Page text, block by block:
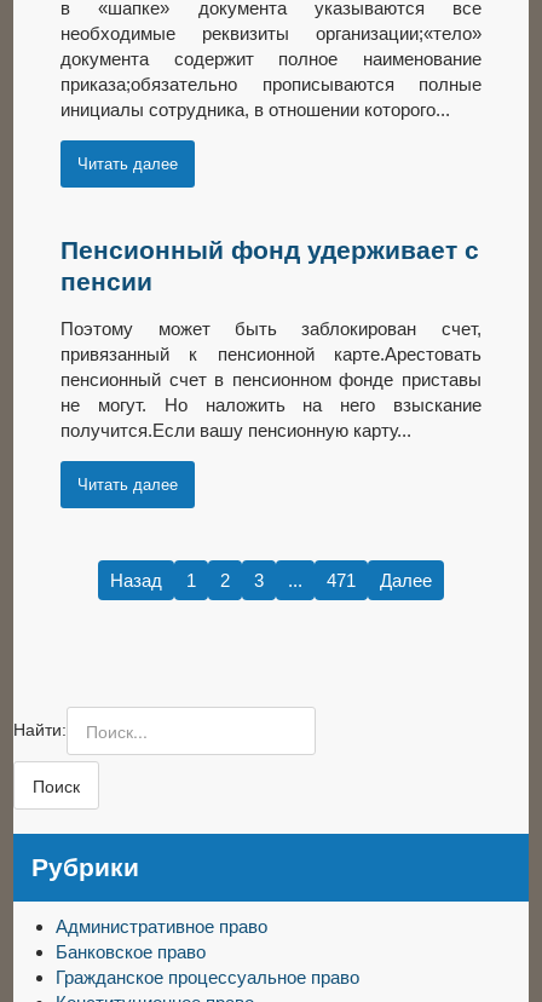
в «шапке» документа указываются все
необходимые реквизиты организации;«тело»
документа содержит полное наименование
приказа;обязательно прописываются полные
инициалы сотрудника, в отношении которого...
Читать далее
Пенсионный фонд удерживает с
пенсии
Поэтому может быть заблокирован счет,
привязанный к пенсионной карте.Арестовать
пенсионный счет в пенсионном фонде приставы
не могут. Но наложить на него взыскание
получится.Если вашу пенсионную карту...
Читать далее
Назад 1 2 3 ... 471 Далее
Найти:
Рубрики
Административное право
Банковское право
Гражданское процессуальное право